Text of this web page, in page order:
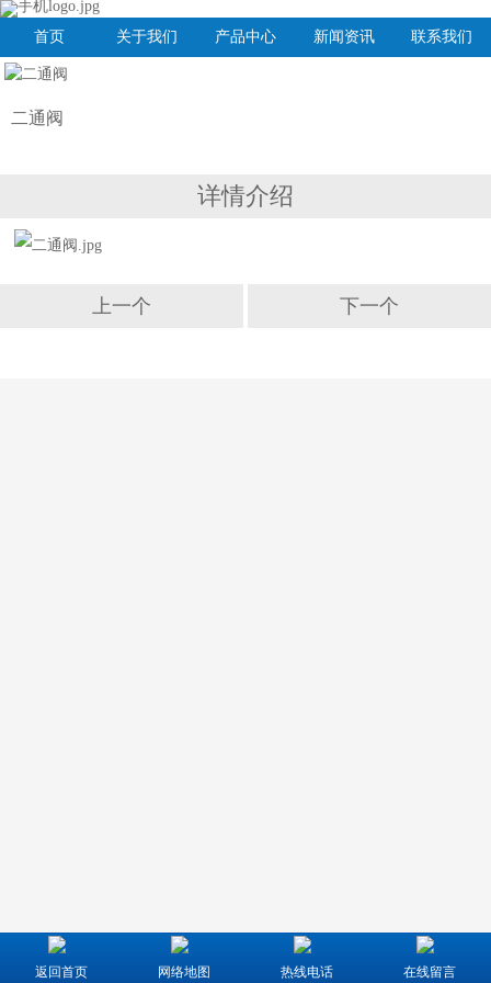
首页 关于我们 产品中心 新闻资讯 联系我们
二通阀
详情介绍
上一个 下一个
返回首页 网络地图 热线电话 在线留言